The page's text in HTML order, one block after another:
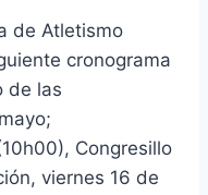
de Atletismo
cronograma
de las
Congresillo
viernes 16 de